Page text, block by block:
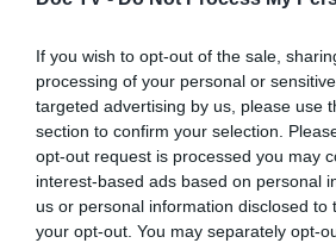
If you wish to opt-out of the sale,
processing of your personal or
targeted advertising by us, please use
section to confirm your selection.
opt-out request is processed you may
interest-based ads based on personal
us or personal information disclosed to
your opt-out. You may separately opt-
είστε αυτό το είδος
Αφουγκραστείτε τις σκέψεις
πώς πειθαναγκάζετε τον
Ορισμένες φορές ίσως
πατέρα σας ή σαν τη μητέρα
καθηγητή των μαθηματικών